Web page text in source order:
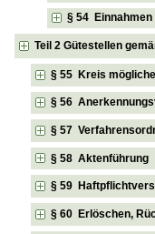
§ 54 Einnahmen
Teil 2 Gütestellen
§ 55 Kreis
§ 56
§ 57
§ 58 Aktenführung
§ 59
§ 60 Erlöschen,